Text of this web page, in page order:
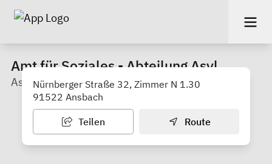
Amt für Soziales - Abteilung Asyl
Asylbewerberleistungsgesetz
Nürnberger Straße 32, Zimmer N 1.30
91522 Ansbach
Teilen Route